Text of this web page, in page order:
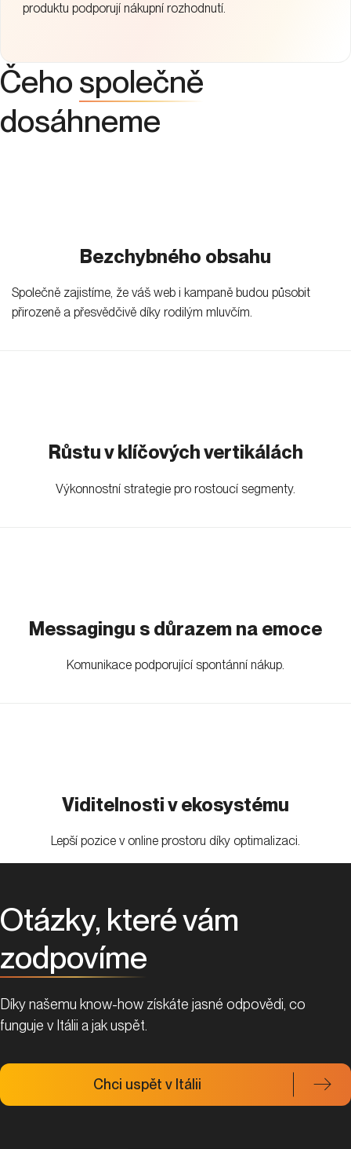
produktu podporují nákupní rozhodnutí.
Čeho společně
dosáhneme
Bezchybného obsahu
Společně zajistíme, že váš web i kampaně budou působit
přirozeně a přesvědčivě díky rodilým mluvčím.
Růstu v klíčových vertikálách
Výkonnostní strategie pro rostoucí segmenty.
Messagingu s důrazem na emoce
Komunikace podporující spontánní nákup.
Viditelnosti v ekosystému
Lepší pozice v online prostoru díky optimalizaci.
Otázky, které vám
zodpovíme
Díky našemu know-how získáte jasné odpovědi, co
funguje v Itálii a jak uspět.
Chci uspět v Itálii